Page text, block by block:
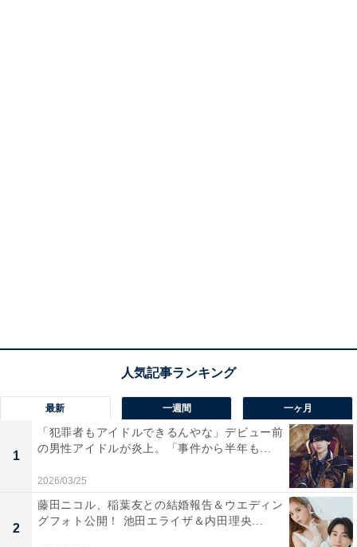
最新 一週間 一ヶ月
1
「犯罪者もアイドルできるんやな」デビュー前
の男性アイドルが炎上。「事件から半年も...
2026/03/25
2
藤田ニコル、稲葉友との結婚報告＆ウエディン
グフォト公開！ 池田エライザ＆内田理央...